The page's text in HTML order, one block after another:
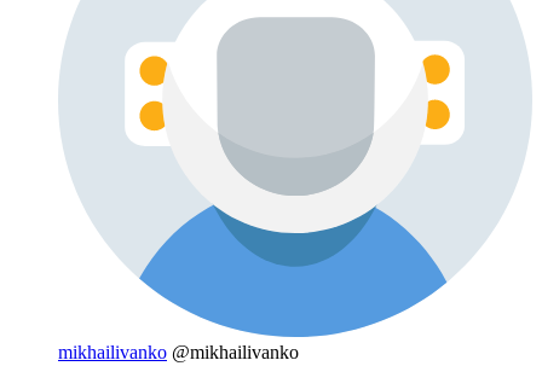
mikhailivanko @mikhailivanko